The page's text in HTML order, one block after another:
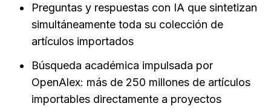
Preguntas y respuestas con IA que sintetizan
simultáneamente toda su colección de
artículos importados
Búsqueda académica impulsada por
OpenAlex: más de 250 millones de artículos
importables directamente a proyectos